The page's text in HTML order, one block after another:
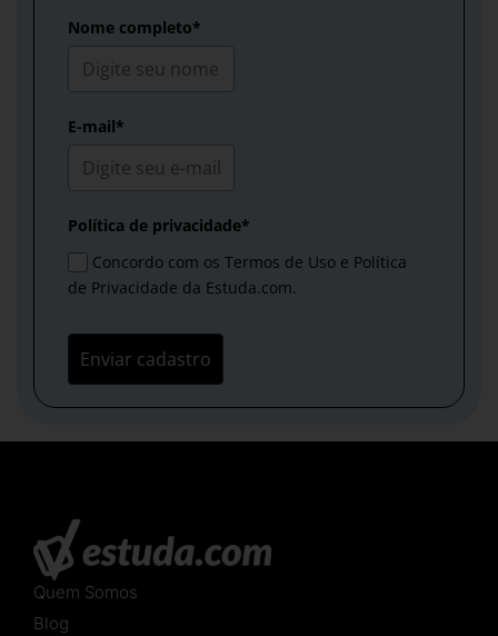
Nome completo*
E-mail*
Política de privacidade*
Concordo com os Termos de Uso e Política
de Privacidade da Estuda.com.
Enviar cadastro
Quem Somos
Blog